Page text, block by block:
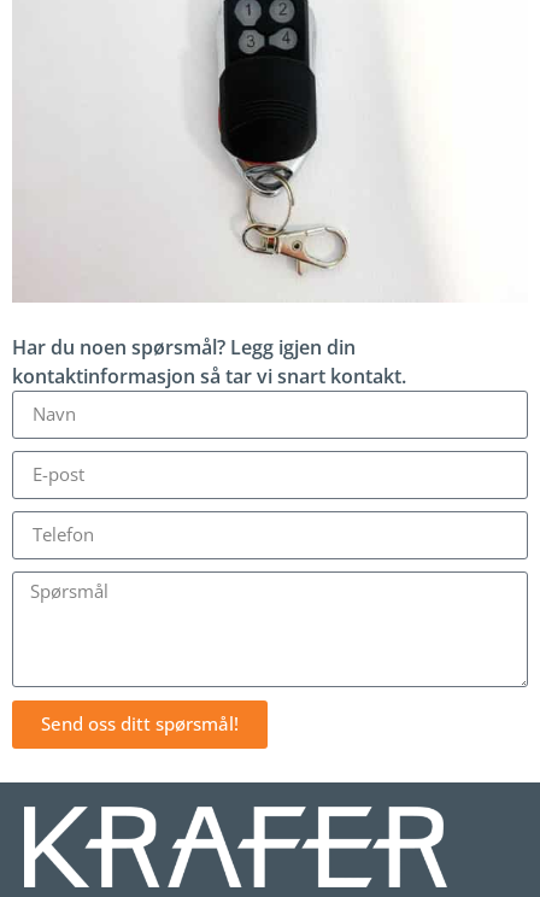
Har du noen spørsmål? Legg igjen din
kontaktinformasjon så tar vi snart kontakt.
Send oss ditt spørsmål!